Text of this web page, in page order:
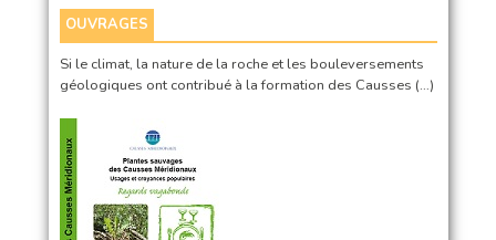
OUVRAGES
Si le climat, la nature de la roche et les bouleversements
géologiques ont contribué à la formation des Causses (…)